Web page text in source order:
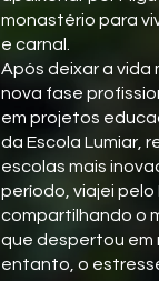
monastério para
e carnal.
Após deixar a vida
nova fase
em projetos
da Escola Lumiar,
escolas mais
período, viajei pelo
compartilhando o
que despertou em
entanto, o